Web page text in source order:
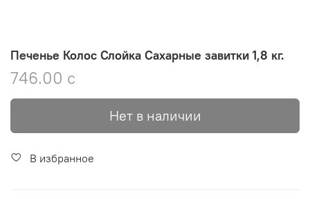
Печенье Колос Слойка Сахарные завитки 1,8 кг.
746.00 с
Нет в наличии
В избранное